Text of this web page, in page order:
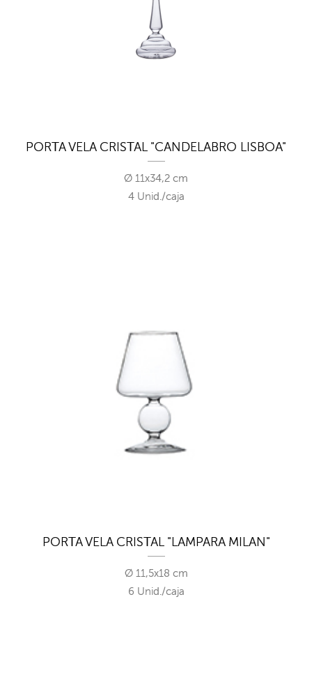
PORTA VELA CRISTAL "CANDELABRO LISBOA"
Ø 11x34,2 cm
4 Unid./caja
PORTA VELA CRISTAL "LAMPARA MILAN"
Ø 11,5x18 cm
6 Unid./caja